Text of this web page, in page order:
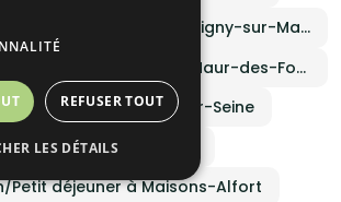
Traiteur Brunch/Petit déjeuner à Champigny-sur-Marne
Traiteur Brunch/Petit déjeuner à Saint-Maur-des-Fossés
Petit déjeuner à Ivry-sur-Seine
Petit déjeuner à Villejuif
Petit déjeuner à Maisons-Alfort
REFUSER TOUT
LES DÉTAILS